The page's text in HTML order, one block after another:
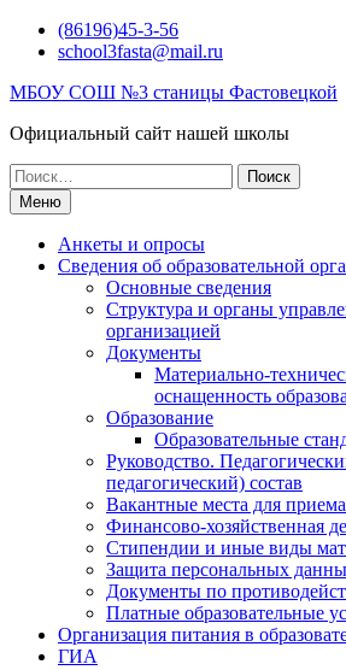
Перейти(86196)45-3-56
school3fasta@mail.ru
МБОУ СОШ №3 станицы Фастовецкой
Официальный сайт нашей школы
Поиск
по:Меню
Анкеты и опросы
Сведения об образовательной
Основные сведения
Структура и органы
организацией
Документы
Материально-
оснащенность
Образование
Образовательные
Руководство.
педагогический) состав
Вакантные места для
Финансово-хозяйственная
Стипендии и иные виды
Защита персональных
Документы по
Платные образовательные
Организация питания в
ГИА